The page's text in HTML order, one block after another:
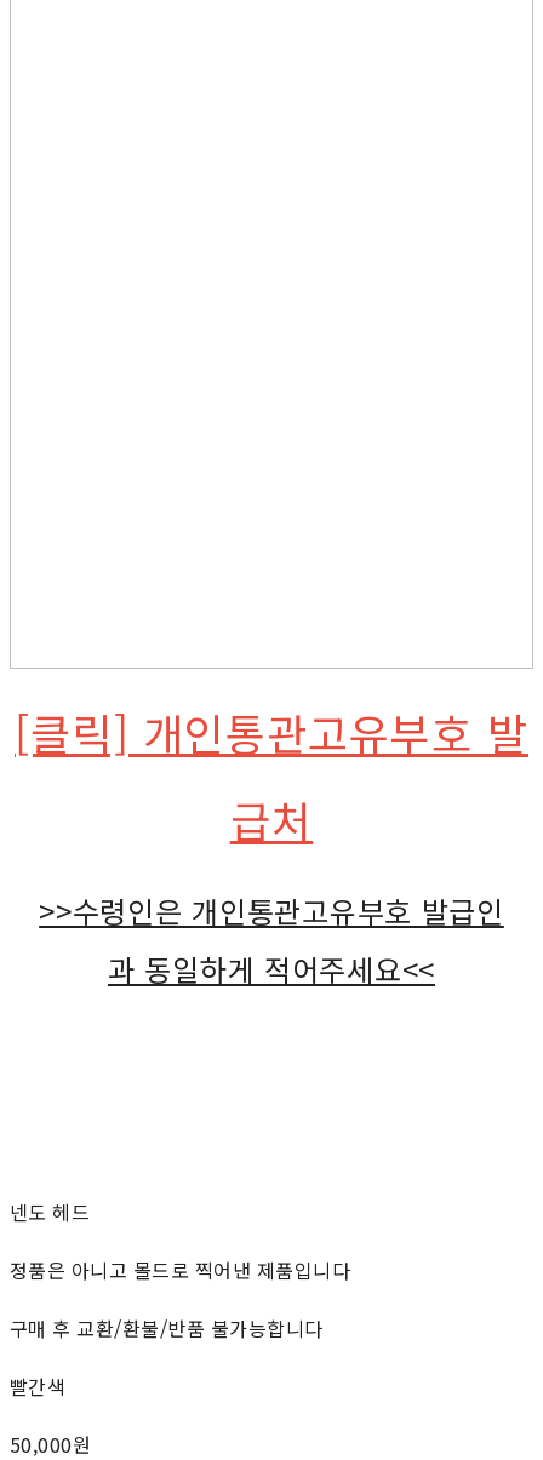
[클릭] 개인통관고유부호 발
급처
>>수령인은 개인통관고유부호 발급인
과 동일하게 적어주세요<<
넨도 헤드
정품은 아니고 몰드로 찍어낸 제품입니다
구매 후 교환/환불/반품 불가능합니다
빨간색
50,000원